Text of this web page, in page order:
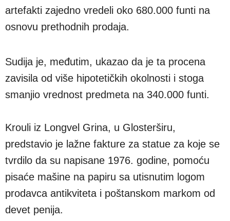
artefakti zajedno vredeli oko 680.000 funti na
osnovu prethodnih prodaja.
Sudija je, međutim, ukazao da je ta procena
zavisila od više hipotetičkih okolnosti i stoga
smanjio vrednost predmeta na 340.000 funti.
Krouli iz Longvel Grina, u Glosterširu,
predstavio je lažne fakture za statue za koje se
tvrdilo da su napisane 1976. godine, pomoću
pisaće mašine na papiru sa utisnutim logom
prodavca antikviteta i poštanskom markom od
devet penija.